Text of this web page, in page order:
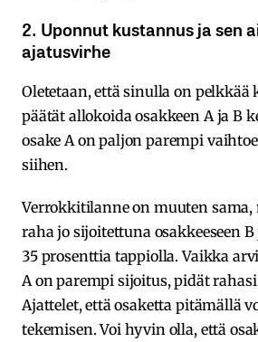
2. Uponnut kustannus ja sen
ajatusvirhe
Oletetaan, että sinulla on pelkkää
päätät allokoida osakkeen A ja B
osake A on paljon parempi
siihen.
Verrokkitilanne on muuten
raha jo sijoitettuna osakkeeseen
35 prosenttia tappiolla. Vaikka
A on parempi sijoitus, pidät rahasi
Ajattelet, että osaketta pitämällä
tekemisen. Voi hyvin olla, että